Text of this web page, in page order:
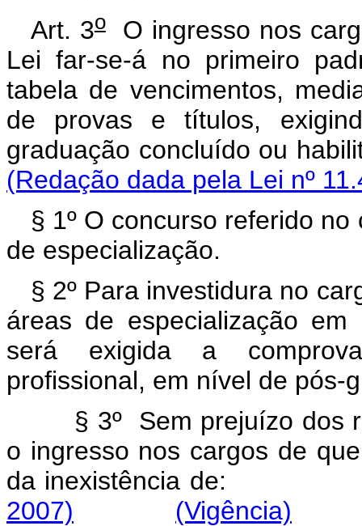
Art. 3o O ingresso nos
Lei far-se-á no primeiro
tabela de vencimentos,
de
provas e títulos,
graduação concluído ou
(Redação dada pela Lei nº
§ 1º O concurso referido
de especialização.
§ 2º Para investidura no
áreas de especialização
será exigida a
profissional, em nível de pós-
§ 3º
Sem prejuízo dos
o ingresso nos cargos de que
da inexistência
2007)
(Vigência)